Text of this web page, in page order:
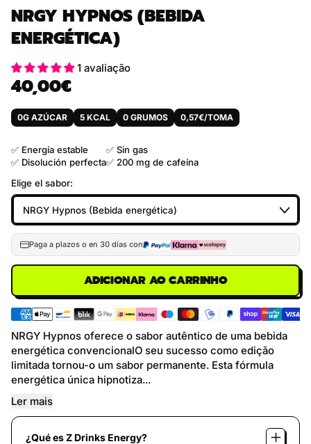
NRGY HYPNOS (BEBIDA
ENERGÉTICA)
1 avaliação
Preço normal
40,00€
0G AZÚCAR 5 KCAL 0 GRUMOS 0,57€/TOMA
✅ Energía estable
✅ Disolución perfecta
✅ Sin gas
✅ 200 mg de cafeína
Elige el sabor:
Paga a plazos o en 30 días con
ADICIONAR AO CARRINHO
NRGY Hypnos oferece o sabor autêntico de uma bebida
energética convencionalO seu sucesso como edição
limitada tornou-o um sabor permanente. Esta fórmula
energética única hipnotiza...
Ler mais
¿Qué es Z Drinks Energy?